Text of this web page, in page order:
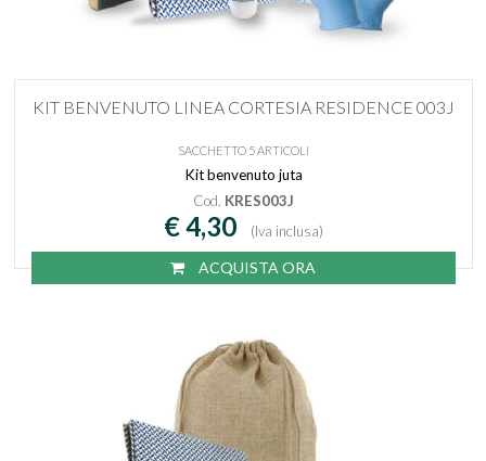
KIT BENVENUTO LINEA CORTESIA RESIDENCE 003J
SACCHETTO 5 ARTICOLI
Kit benvenuto juta
Cod. KRES003J
€ 4,30 (Iva inclusa)
ACQUISTA ORA